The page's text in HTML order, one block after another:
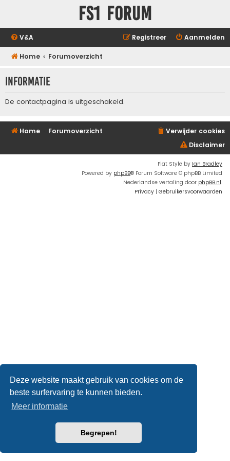
Deze website maakt gebruik van cookies om de
beste surfervaring te kunnen bieden.
Meer informatie
Begrepen!
FS1 forum
V&A Aanmelden
Registreer
Home Forumoverzicht
Informatie
De contactpagina is uitgeschakeld.
Home Forumoverzicht
Verwijder cookies
Disclaimer
Flat Style by Ian Bradley
Powered by phpBB® Forum Software © phpBB Limited
Nederlandse vertaling door phpBB.nl.
Privacy | Gebruikersvoorwaarden